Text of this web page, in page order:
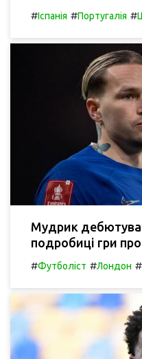
#Іспанія #Португалія #
Мудрик
подробиці гри
#Футболіст #Лондон #